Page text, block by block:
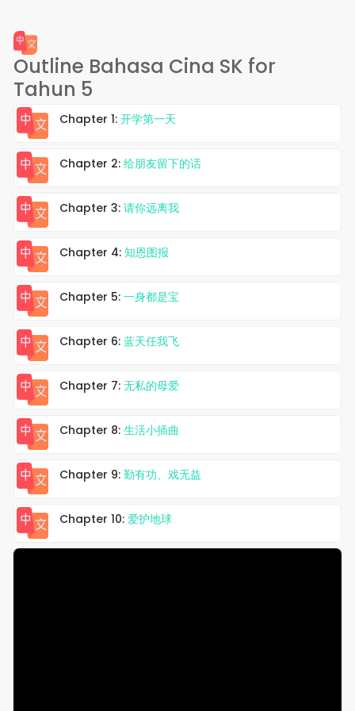
Outline Bahasa Cina SK for
Tahun 5
Chapter 1:开学第一天
Chapter 2:给朋友留下的话
Chapter 3:请你远离我
Chapter 4:知恩图报
Chapter 5:一身都是宝
Chapter 6:蓝天任我飞
Chapter 7:无私的母爱
Chapter 8:生活小插曲
Chapter 9:勤有功、戏无益
Chapter 10:爱护地球